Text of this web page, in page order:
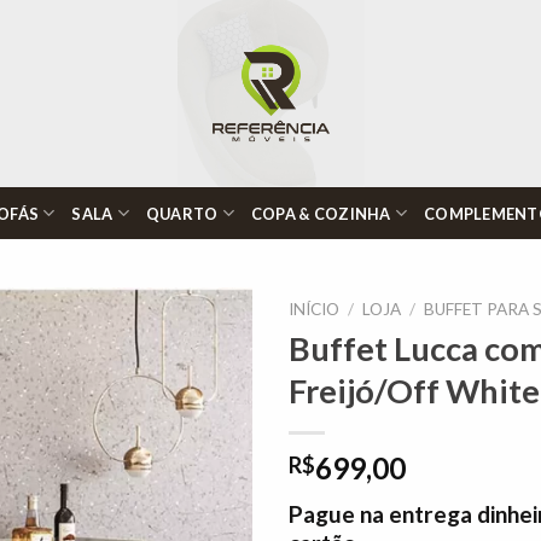
SALA QUARTO COPA & COZINHA
Adicionar
à lista de
desejos"
INÍCIO / LOJA / BUFFET PARA
Buffet Lucca
Freijó/Off White
R$699,00
Pague na entrega